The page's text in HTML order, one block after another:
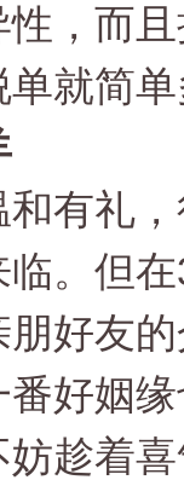
，而
就简
有礼
。但
好友
好姻
趁着